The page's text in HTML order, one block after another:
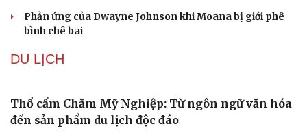
“Spider-Man: Brand New Day” dẫn đầu doanh số
phòng vé Mỹ
Phong slư - “thư tình” bằng dân ca của người Tày
Quỹ Văn hóa, nghệ thuật
Phó huyện trưởng của Hàn Quốc quảng bá lễ hội truyền